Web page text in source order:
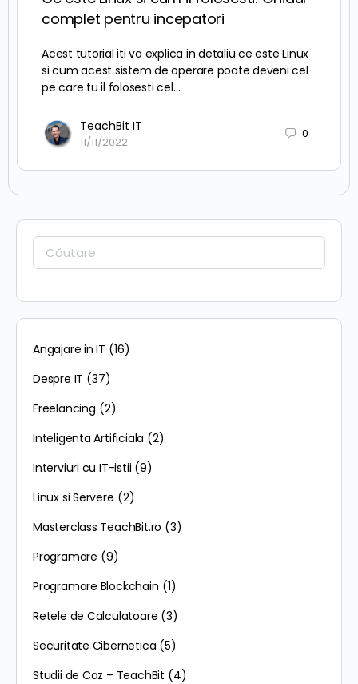
complet pentru incepatori
Acest tutorial iti va explica in detaliu ce este Linux
si cum acest sistem de operare poate deveni cel
pe care tu il folosesti cel…
TeachBit IT
11/11/2022
0
Caută:
Angajare in IT (16)
Despre IT (37)
Freelancing (2)
Inteligenta Artificiala (2)
Interviuri cu IT-istii (9)
Linux si Servere (2)
Masterclass TeachBit.ro (3)
Programare (9)
Programare Blockchain (1)
Retele de Calculatoare (3)
Securitate Cibernetica (5)
Studii de Caz – TeachBit (4)